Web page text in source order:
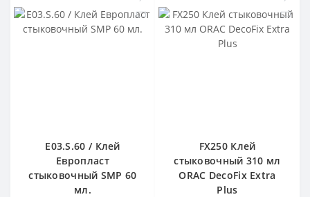
E03.S.60 / Клей
Европласт
стыковочный SMP 60
мл.
FX250 Клей
стыковочный 310 мл
ORAC DecoFix Extra
Plus